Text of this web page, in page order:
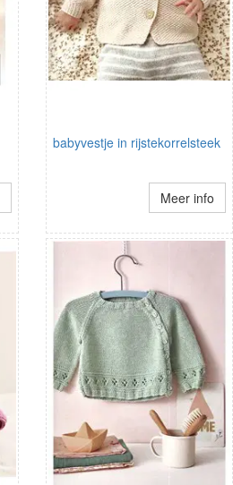
babyvestje in rijstekorrelsteek
Meer info